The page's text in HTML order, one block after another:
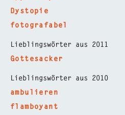
Dystopie
fotografabel
Lieblingswörter aus 2011
Gottesacker
Lieblingswörter aus 2010
ambulieren
flamboyant